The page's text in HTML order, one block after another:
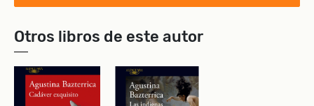
Otros libros de este autor